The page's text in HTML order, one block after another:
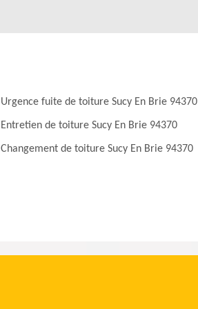
Urgence fuite de toiture Sucy En Brie 94370
Entretien de toiture Sucy En Brie 94370
Changement de toiture Sucy En Brie 94370